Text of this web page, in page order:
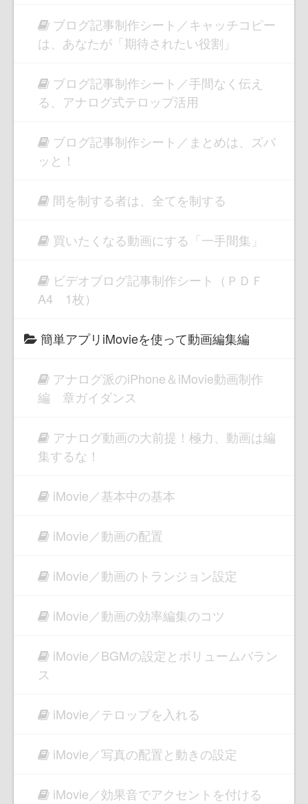
ブログ記事制作シート／キャッチコピー
は、あなたが「期待されたい役割」
ブログ記事制作シート／手間なく伝え
る、アナログ式テロップ活用
ブログ記事制作シート／まとめは、ズバ
ッと！
間を制する者は、全てを制する
買いたくなる動画にする「一手間集」
ビデオブログ記事制作シート（ＰＤＦ
A4 1枚）
簡単アプリiMovieを使って動画編集編
アナログ派のiPhone＆iMovie動画制作
編 章ガイダンス
アナログ動画の大前提！極力、動画は編
集するな！
iMovie／基本中の基本
iMovie／動画の配置
iMovie／動画のトランジョン設定
iMovie／動画の効率編集のコツ
iMovie／BGMの設定とボリュームバラン
ス
iMovie／テロップを入れる
iMovie／写真の配置と動きの設定
iMovie／効果音でアクセントを付ける